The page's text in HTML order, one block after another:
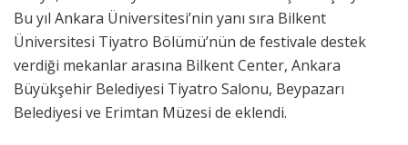
Bu yıl Ankara Üniversitesi’nin yanı sıra Bilkent
Üniversitesi Tiyatro Bölümü’nün de festivale destek
verdiği mekanlar arasına Bilkent Center, Ankara
Büyükşehir Belediyesi Tiyatro Salonu, Beypazarı
Belediyesi ve Erimtan Müzesi de eklendi.